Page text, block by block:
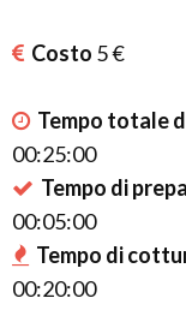
Costo 5 €
Tempo totale
00:25:00
Tempo di
00:05:00
Tempo di
00:20:00